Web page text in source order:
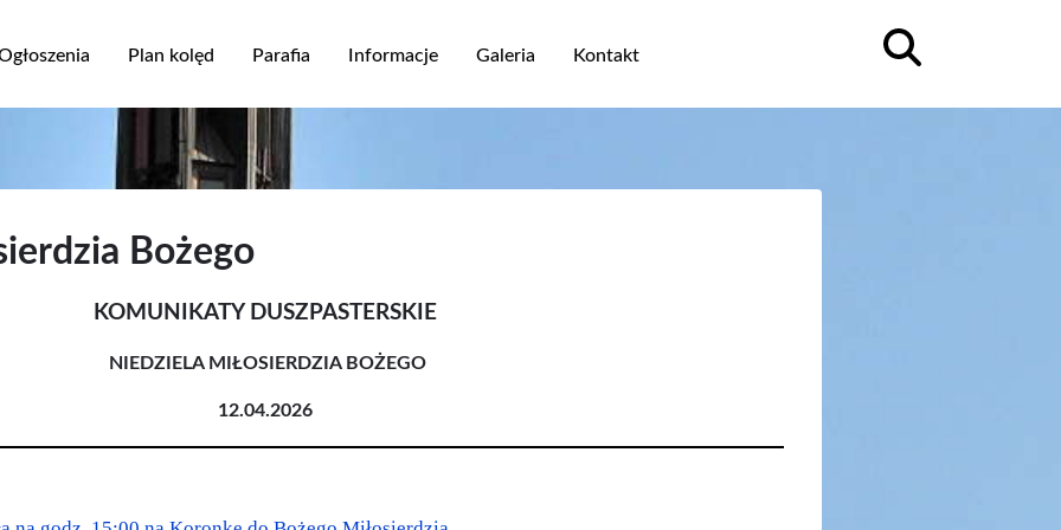
treści
Plan kolęd Parafia Informacje Galeria Kontakt
Bożego
KOMUNIKATY DUSZPASTERSKIE
NIEDZIELA MIŁOSIERDZIA BOŻEGO
12.04.2026